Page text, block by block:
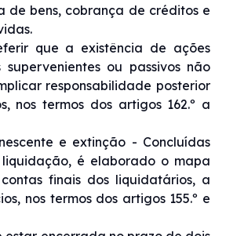
de bens, cobrança de créditos e
que a existência de ações
supervenientes ou passivos não
responsabilidade posterior
nos termos dos artigos 162.º a
e extinção - Concluídas
é elaborado o mapa
finais dos liquidatários, a
nos termos dos artigos 155.º e